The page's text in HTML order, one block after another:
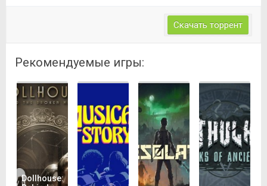
Скачать торрент
Рекомендуемые игры:
Dollhouse: